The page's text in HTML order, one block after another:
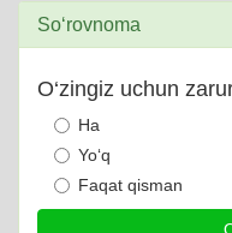
So‘rovnoma
O‘zingiz uchun
Ha
Yo‘q
Faqat qisman